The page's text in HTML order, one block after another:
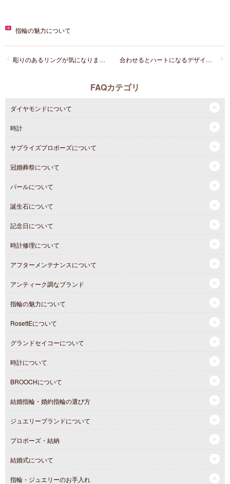
指輪の魅力について
合わせるとハートになるデザインの結婚指輪を探しています。ありますか？
彫りのあるリングが気になります。どんな種類がありますか？
FAQカテゴリ
ダイヤモンドについて
時計
サプライズプロポーズについて
冠婚葬祭について
パールについて
誕生石について
記念日について
時計修理について
アフターメンテナンスについて
アンティーク調なブランド
指輪の魅力について
RosettEについて
グランドセイコーについて
時計について
BROOCHについて
結婚指輪・婚約指輪の選び方
ジュエリーブランドについて
プロポーズ・結納
結婚式について
指輪・ジュエリーのお手入れ